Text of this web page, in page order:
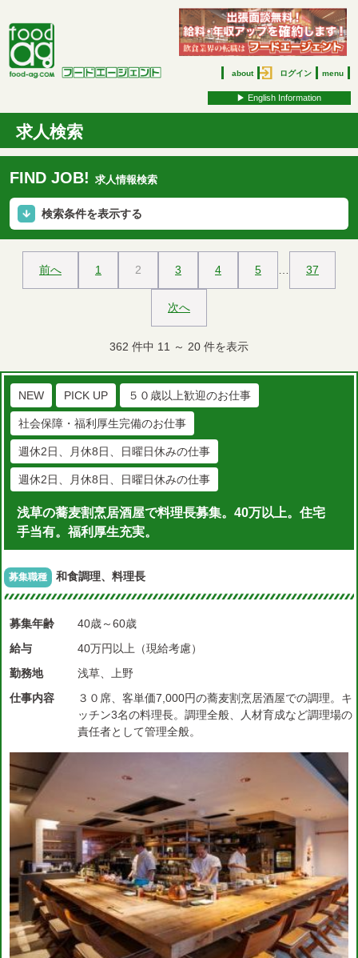
about ログイン menu
▶︎ English Information
求人検索
FIND JOB! 求人情報検索
検索条件を表示する
前へ 1 2 3 4 5 37
次へ
362 件中 11 ～ 20 件を表示
NEW PICK UP ５０歳以上歓迎のお仕事
社会保障・福利厚生完備のお仕事
週休2日、月休8日、日曜日休みの仕事
週休2日、月休8日、日曜日休みの仕事
浅草の蕎麦割烹居酒屋で料理長募集。40万以上。住宅
手当有。福利厚生充実。
募集職種 和食調理、料理長
募集年齢
40歳～60歳
給与
40万円以上（現給考慮）
勤務地
浅草、上野
仕事内容
３０席、客単価7,000円の蕎麦割烹居酒屋での調理。キ
ッチン3名の料理長。調理全般、人材育成など調理場の
責任者として管理全般。